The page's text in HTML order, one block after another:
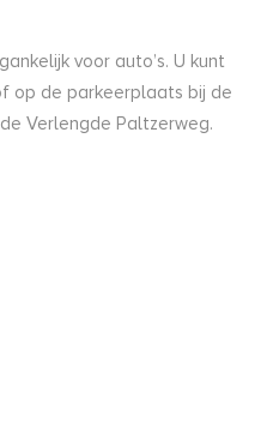
voor auto’s. U kunt
op de parkeerplaats bij de
Verlengde Paltzerweg.